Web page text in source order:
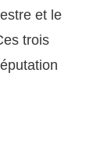
et le
trois